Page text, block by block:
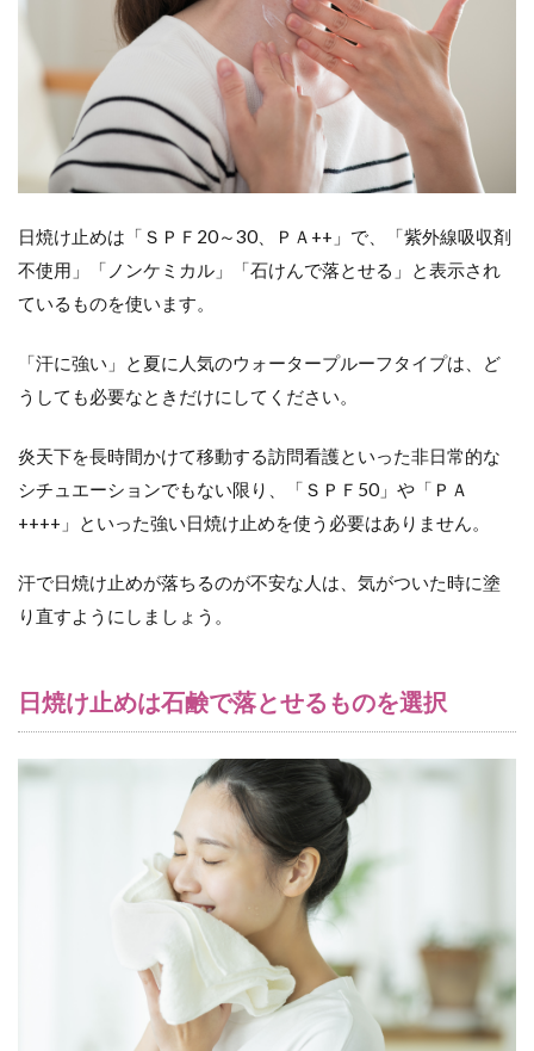
日焼け止めは「ＳＰＦ20～30、ＰＡ++」で、「紫外線吸収剤
不使用」「ノンケミカル」「石けんで落とせる」と表示され
ているものを使います。
「汗に強い」と夏に人気のウォータープルーフタイプは、ど
うしても必要なときだけにしてください。
炎天下を長時間かけて移動する訪問看護といった非日常的な
シチュエーションでもない限り、「ＳＰＦ50」や「ＰＡ
++++」といった強い日焼け止めを使う必要はありません。
汗で日焼け止めが落ちるのが不安な人は、気がついた時に塗
り直すようにしましょう。
日焼け止めは石鹸で落とせるものを選択